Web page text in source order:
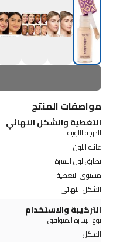
مواصفات المنتج
التغطية والشكل النهائي
الدرجة اللونية
عائلة اللون
تطابق لون البشرة
مستوى التغطية
الشكل النهائي
التركيبة والاستخدام
نوع البشرة المتوافق
الشكل